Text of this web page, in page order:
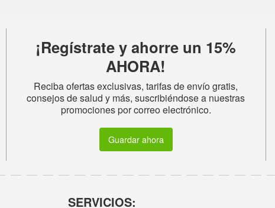
¡Regístrate y ahorre un 15%
AHORA!
Reciba ofertas exclusivas, tarifas de envío gratis,
consejos de salud y más, suscribiéndose a nuestras
promociones por correo electrónico.
Guardar ahora
SERVICIOS: